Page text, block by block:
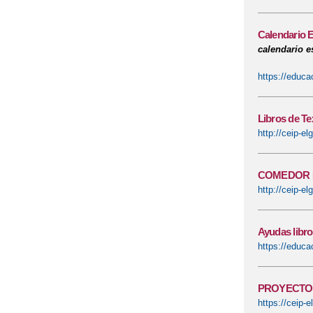
Calendario
calendario
https://
Libros de
http://ceip-
COMEDOR
http://ceip-
Ayudas
https://
https://ceip-